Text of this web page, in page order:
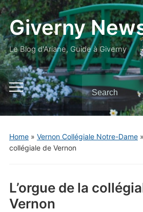
Giverny
Le Blog d'Ariane, Guide à Giverny
Toggle
mobile
menu
Search
for:
Home» Vernon Collégiale Notre-Dame»
collégiale de Vernon
L’orgue de la
Vernon